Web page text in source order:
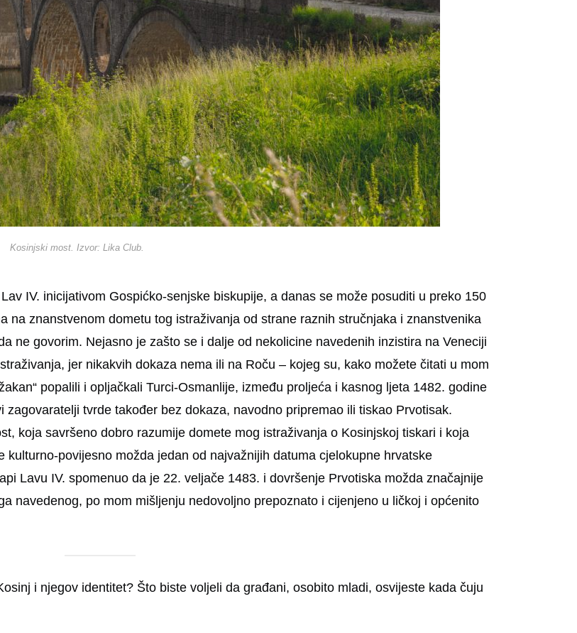
Kosinjski most. Izvor: Lika Club.
IV. inicijativom Gospićko-senjske biskupije, a danas se može posuditi u preko 150
na znanstvenom dometu tog istraživanja od strane raznih stručnjaka i znanstvenika
ne govorim. Nejasno je zašto se i dalje od nekolicine navedenih inzistira na Veneciji
jer nikakvih dokaza nema ili na Roču – kojeg su, kako možete čitati u mom
popalili i opljačkali Turci-Osmanlije, između proljeća i kasnog ljeta 1482. godine
tvrde također bez dokaza, navodno pripremao ili tiskao Prvotisak.
koja savršeno dobro razumije domete mog istraživanja o Kosinjskoj tiskari i koja
povijesno možda jedan od najvažnijih datuma cjelokupne hrvatske
Lavu IV. spomenuo da je 22. veljače 1483. i dovršenje Prvotiska možda značajnije
navedenog, po mom mišljenju nedovoljno prepoznato i cijenjeno u ličkoj i općenito
i njegov identitet? Što biste voljeli da građani, osobito mladi, osvijeste kada čuju